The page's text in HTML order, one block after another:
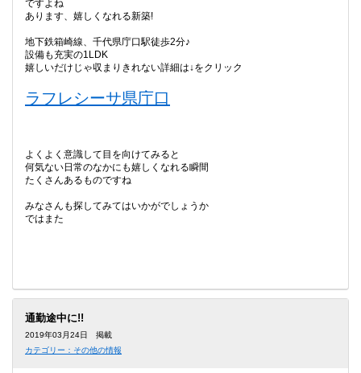
ですよね
あります、嬉しくなれる新築!
地下鉄箱崎線、千代県庁口駅徒歩2分♪
設備も充実の1LDK
嬉しいだけじゃ収まりきれない詳細は↓をクリック
ラフレシーサ県庁口
よくよく意識して目を向けてみると
何気ない日常のなかにも嬉しくなれる瞬間
たくさんあるものですね
みなさんも探してみてはいかがでしょうか
ではまた
通勤途中に!!
2019年03月24日 掲載
カテゴリー：その他の情報